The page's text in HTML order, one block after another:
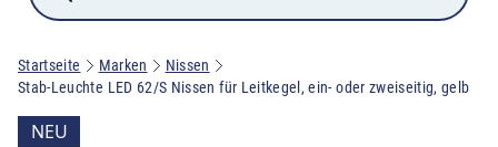
Startseite Marken
Nissen
Stab-Leuchte LED 62/S Nissen für Leitkegel, ein- oder zweiseitig, gelb
NEU